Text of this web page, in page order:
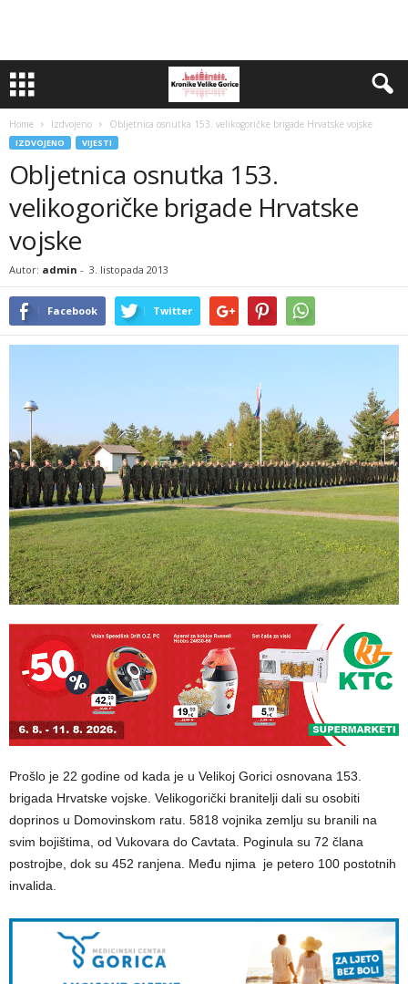
Home Izdvojeno Obljetnica osnutka 153. velikogoričke brigade Hrvatske vojske
IZDVOJENO VIJESTI
Obljetnica osnutka 153.
velikogoričke brigade Hrvatske
vojske
Autor: admin - 3. listopada 2013
Facebook Twitter
Prošlo je 22 godine od kada je u Velikoj Gorici osnovana 153.
brigada Hrvatske vojske. Velikogorički branitelji dali su osobiti
doprinos u Domovinskom ratu. 5818 vojnika zemlju su branili na
svim bojištima, od Vukovara do Cavtata. Poginula su 72 člana
postrojbe, dok su 452 ranjena. Među njima je petero 100 postotnih
invalida.